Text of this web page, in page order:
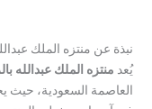
نبذة عن منتزه الملك
يُعد منتزه الملك عبدالله
العاصمة السعودية، حيث